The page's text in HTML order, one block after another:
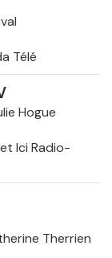
Télé
Hogue
Ici Radio-
Therrien